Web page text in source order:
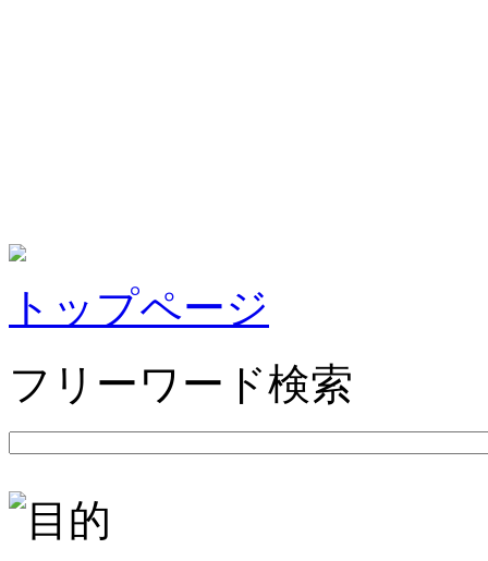
トップページ
フリーワード検索